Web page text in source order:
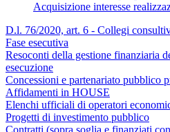
Acquisizione interesse
D.l. 76/2020, art. 6 - Collegi
Fase esecutiva
Resoconti della gestione finanziaria
esecuzione
Concessioni e partenariato pubblico
Affidamenti in HOUSE
Elenchi ufficiali di operatori
Progetti di investimento pubblico
Contratti (sopra soglia e finanziati